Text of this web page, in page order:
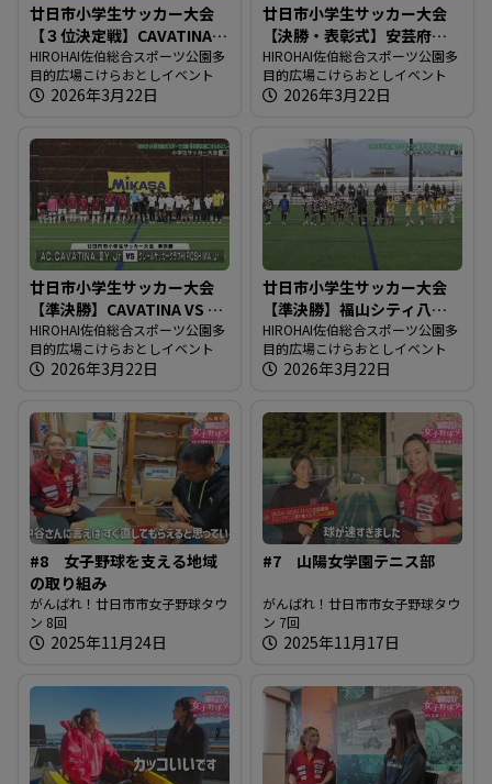
廿日市小学生サッカー大会
【３位決定戦】CAVATINA
VS 福山シティ八幡
HIROHAI佐伯総合スポーツ公園多
目的広場こけらおとしイベント
2026年3月22日
廿日市小学生サッカー大会
【決勝・表彰式】安芸府中
VS クレール広島
HIROHAI佐伯総合スポーツ公園多
目的広場こけらおとしイベント
2026年3月22日
廿日市小学生サッカー大会
【準決勝】CAVATINA VS ク
レール広島
HIROHAI佐伯総合スポーツ公園多
目的広場こけらおとしイベント
2026年3月22日
廿日市小学生サッカー大会
【準決勝】福山シティ八幡
VS 安芸府中
HIROHAI佐伯総合スポーツ公園多
目的広場こけらおとしイベント
2026年3月22日
#8 女子野球を支える地域
の取り組み
がんばれ！廿日市市女子野球タウ
ン 8回
2025年11月24日
#7 山陽女学園テニス部
がんばれ！廿日市市女子野球タウ
ン 7回
2025年11月17日